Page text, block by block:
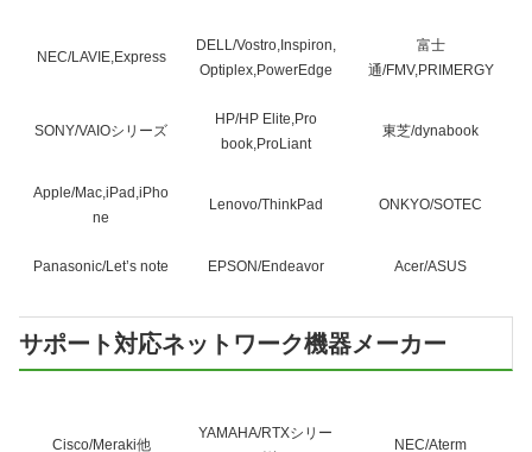
NEC/LAVIE,Express
DELL/Vostro,Inspiron,
Optiplex,PowerEdge
富士
通/FMV,PRIMERGY
SONY/VAIOシリーズ
HP/HP Elite,Pro
book,ProLiant
東芝/dynabook
Apple/Mac,iPad,iPho
ne
Lenovo/ThinkPad ONKYO/SOTEC
Panasonic/Let’s note EPSON/Endeavor Acer/ASUS
サポート対応ネットワーク機器メーカー
Cisco/Meraki他
YAMAHA/RTXシリー
NEC/Aterm